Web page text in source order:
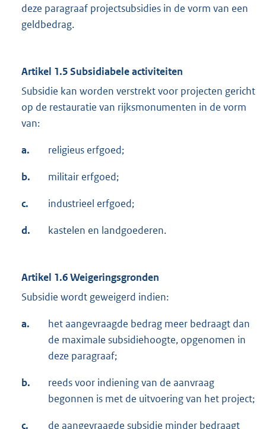
deze paragraaf projectsubsidies in de vorm van een
geldbedrag.
Artikel 1.5 Subsidiabele activiteiten
Subsidie kan worden verstrekt voor projecten gericht
op de restauratie van rijksmonumenten in de vorm
van:
a. religieus erfgoed;
b. militair erfgoed;
c. industrieel erfgoed;
d. kastelen en landgoederen.
Artikel 1.6 Weigeringsgronden
Subsidie wordt geweigerd indien:
a.
het aangevraagde bedrag meer bedraagt dan
de maximale subsidiehoogte, opgenomen in
deze paragraaf;
b.
reeds voor indiening van de aanvraag
begonnen is met de uitvoering van het project;
c. de aangevraagde subsidie minder bedraagt